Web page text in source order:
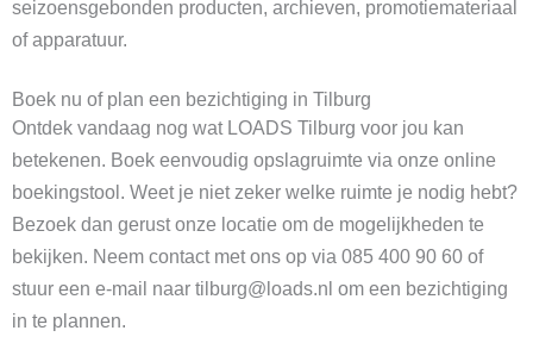
seizoensgebonden producten, archieven, promotiemateriaal
of apparatuur.
Boek nu of plan een bezichtiging in Tilburg
Ontdek vandaag nog wat LOADS Tilburg voor jou kan
betekenen. Boek eenvoudig opslagruimte via onze online
boekingstool. Weet je niet zeker welke ruimte je nodig hebt?
Bezoek dan gerust onze locatie om de mogelijkheden te
bekijken. Neem contact met ons op via 085 400 90 60 of
stuur een e-mail naar tilburg@loads.nl om een bezichtiging
in te plannen.